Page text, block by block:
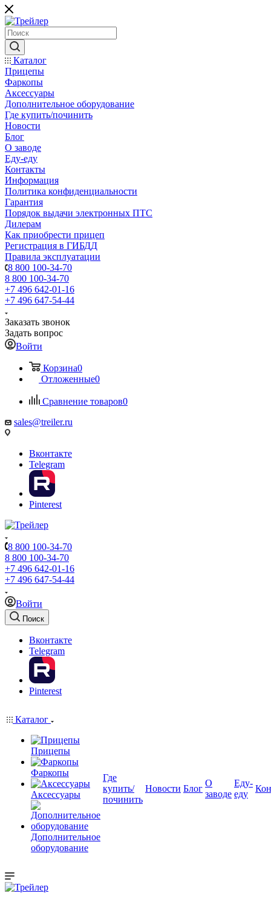
Каталог
Прицепы
Фаркопы
Аксессуары
Дополнительное оборудование
Где купить/починить
Новости
Блог
О заводе
Еду-еду
Контакты
Информация
Политика конфиденциальности
Гарантия
Порядок выдачи электронных ПТС
Дилерам
Как приобрести прицеп
Регистрация в ГИБДД
Правила эксплуатации
8 800 100-34-70
8 800 100-34-70
+7 496 642-01-16
+7 496 647-54-44
Заказать звонок
Задать вопрос
Войти
Корзина0
Отложенные0
Сравнение товаров0
sales@treiler.ru
Вконтакте
Telegram
Pinterest
8 800 100-34-70
8 800 100-34-70
+7 496 642-01-16
+7 496 647-54-44
Войти
Поиск
Вконтакте
Telegram
Pinterest
Каталог
Прицепы
Фаркопы
Аксессуары
Дополнительное
оборудование
Где
купить/
починить
Новости Блог
О
заводе
Еду-
еду